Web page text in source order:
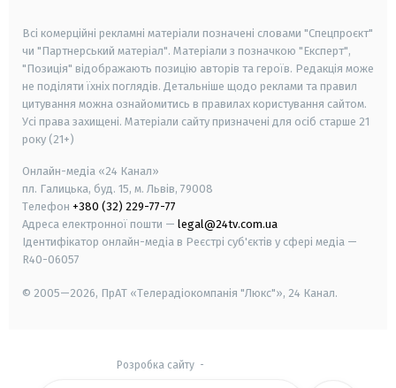
Всі комерційні рекламні матеріали позначені словами "Спецпроєкт"
чи "Партнерський матеріал". Матеріали з позначкою "Експерт",
"Позиція" відображають позицію авторів та героїв. Редакція може
не поділяти їхніх поглядів. Детальніше щодо реклами та правил
цитування можна ознайомитись в правилах користування сайтом.
Усі права захищені. Матеріали сайту призначені для осіб старше 21
року (21+)
Онлайн-медіа «24 Канал»
пл. Галицька, буд. 15, м. Львів, 79008
Телефон +380 (32) 229-77-77
Адреса електронної пошти — legal@24tv.com.ua
Ідентифікатор онлайн-медіа в Реєстрі суб'єктів у сфері медіа —
R40-06057
© 2005—2026, ПрАТ «Телерадіокомпанія "Люкс"», 24 Канал.
Розробка сайту-